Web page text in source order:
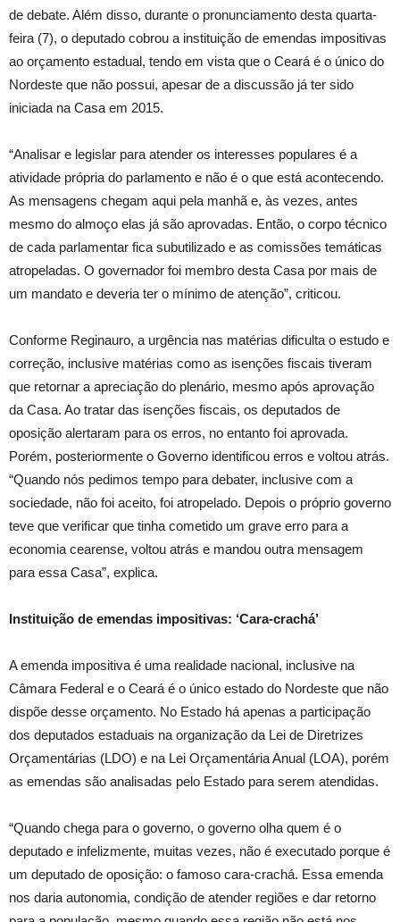
de debate. Além disso, durante o pronunciamento desta quarta-
feira (7), o deputado cobrou a instituição de emendas impositivas
ao orçamento estadual, tendo em vista que o Ceará é o único do
Nordeste que não possui, apesar de a discussão já ter sido
iniciada na Casa em 2015.
“Analisar e legislar para atender os interesses populares é a
atividade própria do parlamento e não é o que está acontecendo.
As mensagens chegam aqui pela manhã e, às vezes, antes
mesmo do almoço elas já são aprovadas. Então, o corpo técnico
de cada parlamentar fica subutilizado e as comissões temáticas
atropeladas. O governador foi membro desta Casa por mais de
um mandato e deveria ter o mínimo de atenção”, criticou.
Conforme Reginauro, a urgência nas matérias dificulta o estudo e
correção, inclusive matérias como as isenções fiscais tiveram
que retornar a apreciação do plenário, mesmo após aprovação
da Casa. Ao tratar das isenções fiscais, os deputados de
oposição alertaram para os erros, no entanto foi aprovada.
Porém, posteriormente o Governo identificou erros e voltou atrás.
“Quando nós pedimos tempo para debater, inclusive com a
sociedade, não foi aceito, foi atropelado. Depois o próprio governo
teve que verificar que tinha cometido um grave erro para a
economia cearense, voltou atrás e mandou outra mensagem
para essa Casa”, explica.
Instituição de emendas impositivas: ‘Cara-crachá’
A emenda impositiva é uma realidade nacional, inclusive na
Câmara Federal e o Ceará é o único estado do Nordeste que não
dispõe desse orçamento. No Estado há apenas a participação
dos deputados estaduais na organização da Lei de Diretrizes
Orçamentárias (LDO) e na Lei Orçamentária Anual (LOA), porém
as emendas são analisadas pelo Estado para serem atendidas.
“Quando chega para o governo, o governo olha quem é o
deputado e infelizmente, muitas vezes, não é executado porque é
um deputado de oposição: o famoso cara-crachá. Essa emenda
nos daria autonomia, condição de atender regiões e dar retorno